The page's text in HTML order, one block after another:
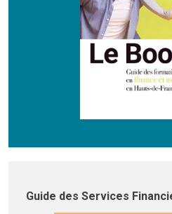
Guide des Services